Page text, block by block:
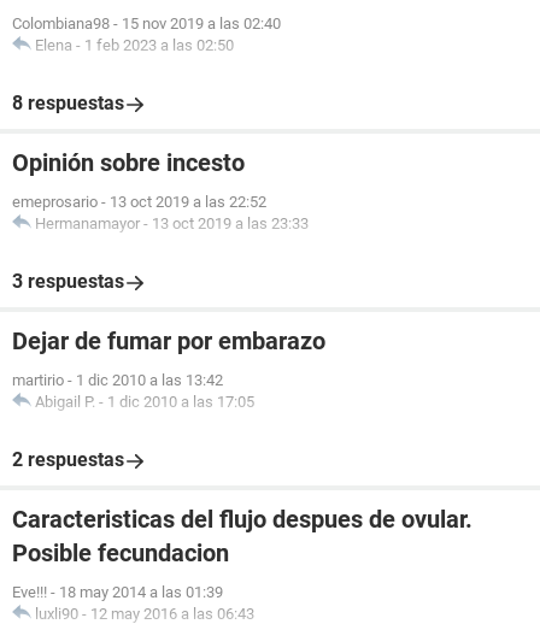
Colombiana98 - 15 nov 2019 a las 02:40
Elena - 1 feb 2023 a las 02:50
8 respuestas
Opinión sobre incesto
emeprosario - 13 oct 2019 a las 22:52
Hermanamayor - 13 oct 2019 a las 23:33
3 respuestas
Dejar de fumar por embarazo
martirio - 1 dic 2010 a las 13:42
Abigail P. - 1 dic 2010 a las 17:05
2 respuestas
Caracteristicas del flujo despues de ovular.
Posible fecundacion
Eve!!! - 18 may 2014 a las 01:39
luxli90 - 12 may 2016 a las 06:43